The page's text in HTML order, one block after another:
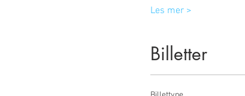
Les mer >
Billetter